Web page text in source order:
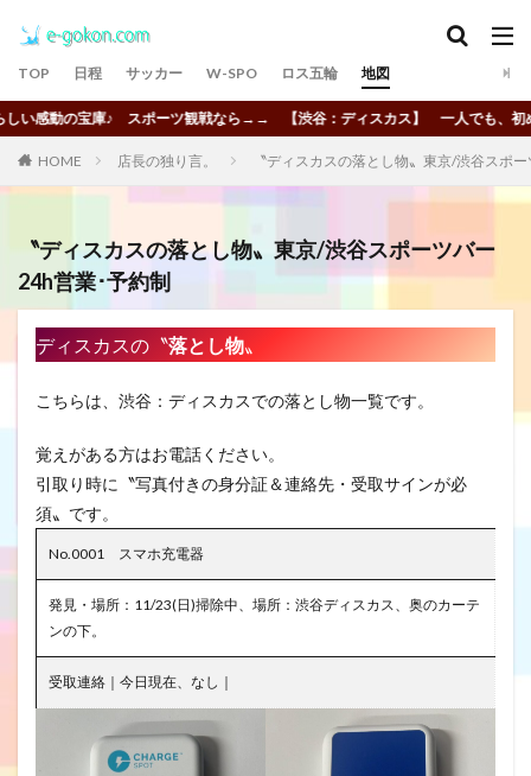
TOP 日程 サッカー W-SPO ロス五輪 地図
感動の宝庫♪ スポーツ観戦なら→→ 【渋谷：ディスカス】 一人でも、初めて
HOME 店長の独り言。 〝ディスカスの落とし物〟東京/渋谷スポ
〝ディスカスの落とし物〟東京/渋谷スポーツバー
24h営業･予約制
ディスカスの〝落とし物〟
こちらは、渋谷：ディスカスでの落とし物一覧です。
覚えがある方はお電話ください。
引取り時に〝写真付きの身分証＆連絡先・受取サインが必
須〟です。
No.0001 スマホ充電器
発見・場所：11/23(日)掃除中、場所：渋谷ディスカス、奥のカーテ
ンの下。
受取連絡｜今日現在、なし｜